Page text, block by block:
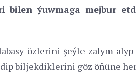
bilen ýuwmaga mejbur
özlerini şeýle zalym
biljekdiklerini göz öňüne